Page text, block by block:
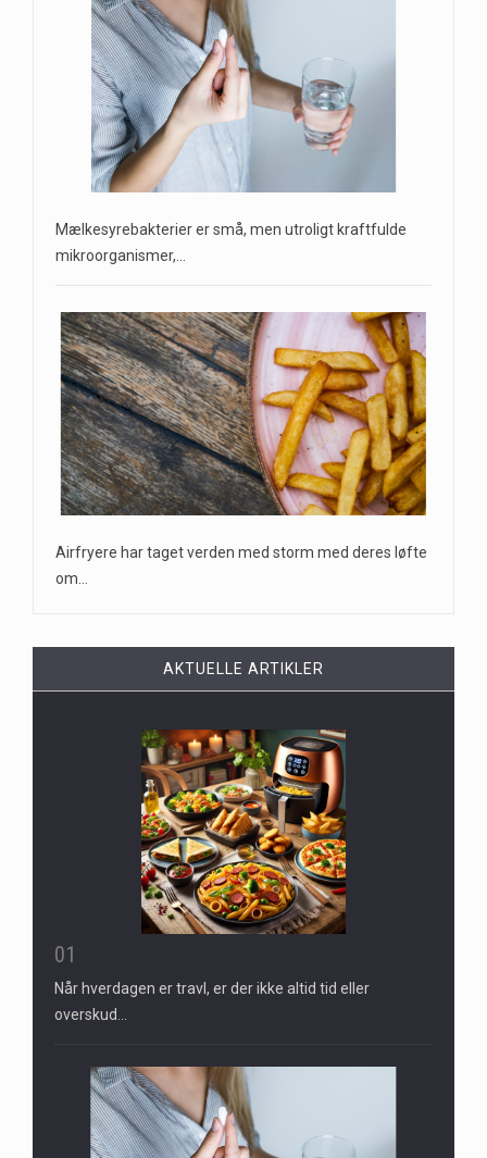
Mælkesyrebakterier er små, men utroligt kraftfulde
mikroorganismer,…
Airfryere har taget verden med storm med deres løfte
om…
AKTUELLE ARTIKLER
01
Når hverdagen er travl, er der ikke altid tid eller
overskud…